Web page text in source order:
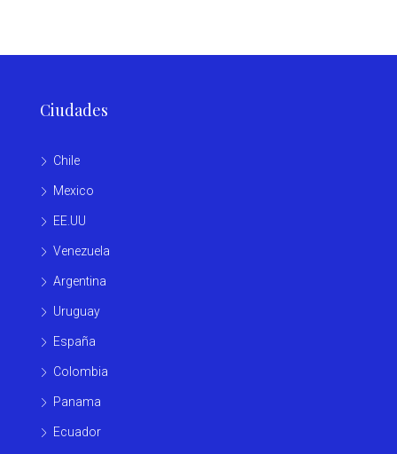
Ciudades
Chile
Mexico
EE.UU
Venezuela
Argentina
Uruguay
España
Colombia
Panama
Ecuador